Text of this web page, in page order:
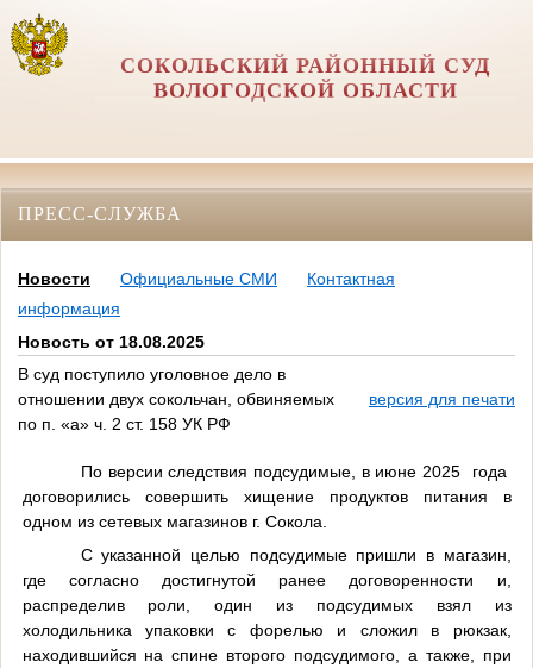
СОКОЛЬСКИЙ РАЙОННЫЙ СУД
ВОЛОГОДСКОЙ ОБЛАСТИ
ПРЕСС-СЛУЖБА
Новости Официальные СМИ
Контактная
информация
Новость от 18.08.2025
В суд поступило уголовное дело в
отношении двух сокольчан, обвиняемых
по п. «а» ч. 2 ст. 158 УК РФ
версия для печати
По версии следствия подсудимые, в июне 2025
года
договорились совершить хищение продуктов питания в
одном из сетевых магазинов г. Сокола.
С указанной целью подсудимые пришли в магазин,
где согласно достигнутой ранее договоренности и,
распределив роли, один из подсудимых взял из
холодильника упаковки с форелью и сложил в рюкзак,
находившийся на спине второго подсудимого, а также, при